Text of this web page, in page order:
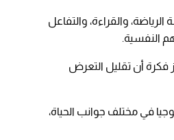
والقراءة، والتفاعل
النفسية.
فكرة أن تقليل التعرض
في مختلف جوانب الحياة،